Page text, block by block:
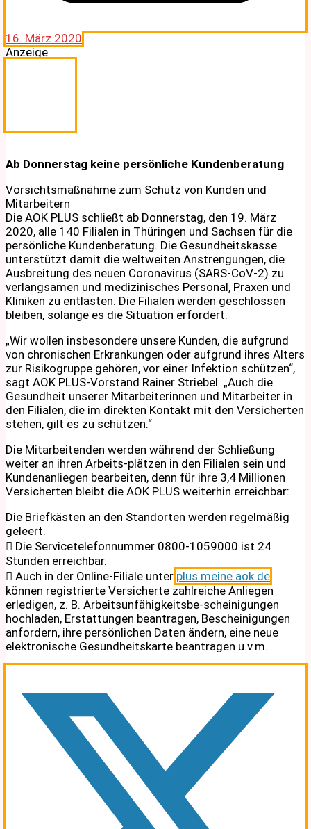
16. März 2020
Anzeige
Ab Donnerstag keine persönliche Kundenberatung
Vorsichtsmaßnahme zum Schutz von Kunden und
Mitarbeitern
Die AOK PLUS schließt ab Donnerstag, den 19. März
2020, alle 140 Filialen in Thüringen und Sachsen für die
persönliche Kundenberatung. Die Gesundheitskasse
unterstützt damit die weltweiten Anstrengungen, die
Ausbreitung des neuen Coronavirus (SARS-CoV-2) zu
verlangsamen und medizinisches Personal, Praxen und
Kliniken zu entlasten. Die Filialen werden geschlossen
bleiben, solange es die Situation erfordert.
„Wir wollen insbesondere unsere Kunden, die aufgrund
von chronischen Erkrankungen oder aufgrund ihres Alters
zur Risikogruppe gehören, vor einer Infektion schützen“,
sagt AOK PLUS-Vorstand Rainer Striebel. „Auch die
Gesundheit unserer Mitarbeiterinnen und Mitarbeiter in
den Filialen, die im direkten Kontakt mit den Versicherten
stehen, gilt es zu schützen.“
Die Mitarbeitenden werden während der Schließung
weiter an ihren Arbeits-plätzen in den Filialen sein und
Kundenanliegen bearbeiten, denn für ihre 3,4 Millionen
Versicherten bleibt die AOK PLUS weiterhin erreichbar:
Die Briefkästen an den Standorten werden regelmäßig
geleert.
 Die Servicetelefonnummer 0800-1059000 ist 24
Stunden erreichbar.
 Auch in der Online-Filiale unter plus.meine.aok.de
können registrierte Versicherte zahlreiche Anliegen
erledigen, z. B. Arbeitsunfähigkeitsbe-scheinigungen
hochladen, Erstattungen beantragen, Bescheinigungen
anfordern, ihre persönlichen Daten ändern, eine neue
elektronische Gesundheitskarte beantragen u.v.m.